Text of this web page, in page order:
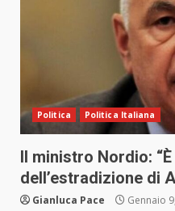
Politica Politica Italiana
Il ministro Nordio:
dell’estradizione di
Gianluca Pace Gennaio